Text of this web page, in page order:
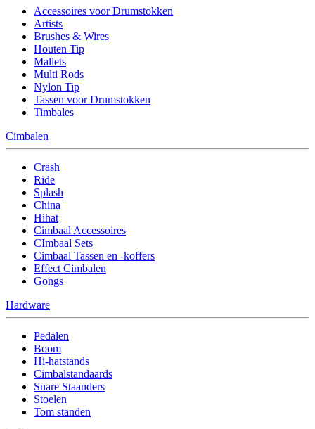
Accessoires voor Drumstokken
Artists
Brushes & Wires
Houten Tip
Mallets
Multi Rods
Nylon Tip
Tassen voor Drumstokken
Timbales
Cimbalen
Crash
Ride
Splash
China
Hihat
Cimbaal Accessoires
CImbaal Sets
Cimbaal Tassen en -koffers
Effect Cimbalen
Gongs
Hardware
Pedalen
Boom
Hi-hatstands
Cimbalstandaards
Snare Staanders
Stoelen
Tom standen